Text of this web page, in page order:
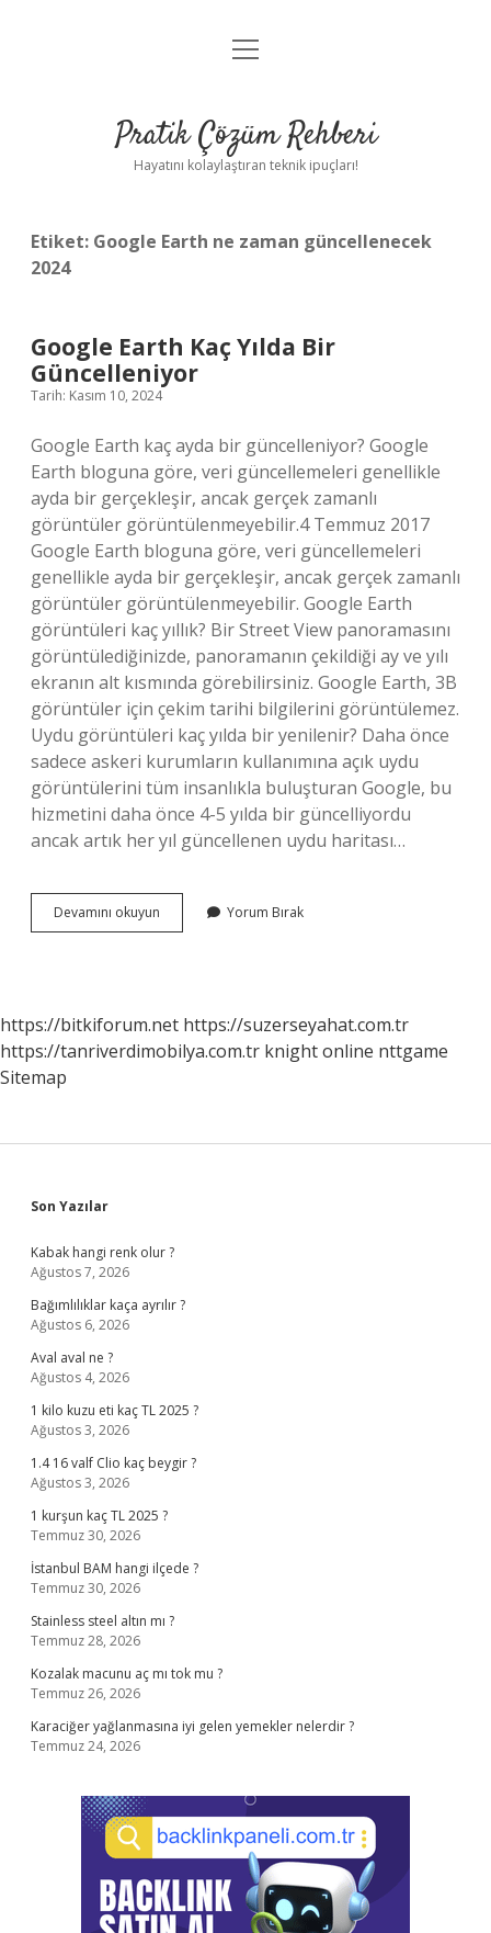
Anasayfa
Yasal Uyarı
menüyü
Pratik Çözüm Rehberi
Hayatını kolaylaştıran teknik ipuçları!
Etiket: Google Earth ne zaman güncellenecek
2024
Google Earth Kaç Yılda Bir
Güncelleniyor
Tarih: Kasım 10, 2024
Google Earth kaç ayda bir güncelleniyor? Google
Earth bloguna göre, veri güncellemeleri genellikle
ayda bir gerçekleşir, ancak gerçek zamanlı
görüntüler görüntülenmeyebilir.4 Temmuz 2017
Google Earth bloguna göre, veri güncellemeleri
genellikle ayda bir gerçekleşir, ancak gerçek zamanlı
görüntüler görüntülenmeyebilir. Google Earth
görüntüleri kaç yıllık? Bir Street View panoramasını
görüntülediğinizde, panoramanın çekildiği ay ve yılı
ekranın alt kısmında görebilirsiniz. Google Earth, 3B
görüntüler için çekim tarihi bilgilerini görüntülemez.
Uydu görüntüleri kaç yılda bir yenilenir? Daha önce
sadece askeri kurumların kullanımına açık uydu
görüntülerini tüm insanlıkla buluşturan Google, bu
hizmetini daha önce 4-5 yılda bir güncelliyordu
ancak artık her yıl güncellenen uydu haritası…
Devamını okuyun
Earth
Yorum Bırak
https://bitkiforum.net https://suzerseyahat.com.tr
https://tanriverdimobilya.com.tr knight online nttgame
Sitemap
Sidebar
Son Yazılar
Kabak hangi renk olur ?
Ağustos 7, 2026
Bağımlılıklar kaça ayrılır ?
Ağustos 6, 2026
Aval aval ne ?
Ağustos 4, 2026
1 kilo kuzu eti kaç TL 2025 ?
Ağustos 3, 2026
1.4 16 valf Clio kaç beygir ?
Ağustos 3, 2026
1 kurşun kaç TL 2025 ?
Temmuz 30, 2026
İstanbul BAM hangi ilçede ?
Temmuz 30, 2026
Stainless steel altın mı ?
Temmuz 28, 2026
Kozalak macunu aç mı tok mu ?
Temmuz 26, 2026
Karaciğer yağlanmasına iyi gelen yemekler nelerdir ?
Temmuz 24, 2026